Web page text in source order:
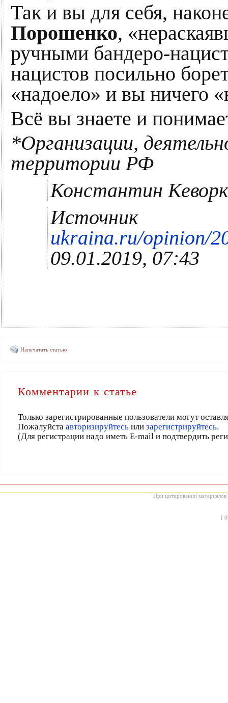
Так и вы для себя,
Порошенко,
ручными бандеро-
нацистов посильно
«надоело» и вы ничего
Всё вы знаете и
*Организации,
территории РФ
Константин
Источник
ukraina.ru/opinion/
09.01.2019, 07:43
Напечатать статью
Комментарии к статье
Только зарегистрированные пользователи могут
Пожалуйста авторизируйтесьили зарегистрируйтесь.
(Для регистрации надо иметь E-mail и подтвердить
При цитировании материалов
[